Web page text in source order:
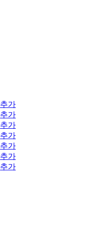
추가
추가
추가
추가
추가
추가
추가